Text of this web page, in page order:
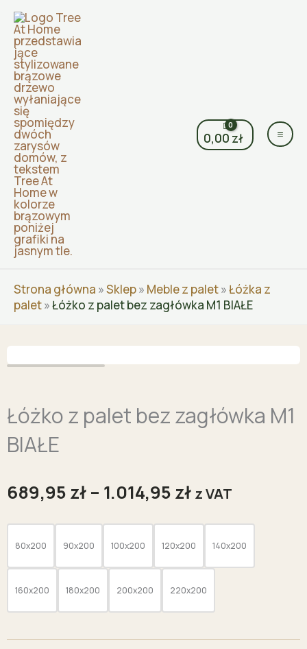
Przejdź
do
treści
0,00 zł
Strona główna »Sklep» Meble z palet»Łóżka z
palet»Łóżko z palet bez zagłówka M1 BIAŁE
Łóżko z palet bez zagłówka M1
BIAŁE
689,95 zł – 1.014,95 złZakres
od
689,95 zł
do
1.014,95 zł
z VAT
80x200 90x200 100x200 120x200 140x200
160x200 180x200 200x200 220x200
ilość
Łóżko
z
palet
M1